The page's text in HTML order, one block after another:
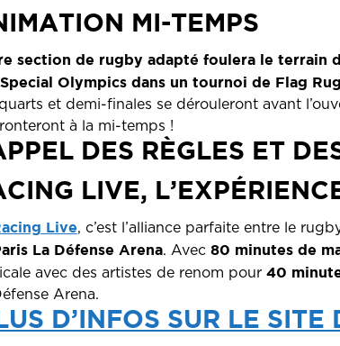
MI-TEMPS
section de rugby adapté foulera le terrain
Olympics dans un tournoi de Flag
et demi-finales se dérouleront avant
à la mi-temps !
DES RÈGLES ET
LIVE,
Live, c’est l’alliance parfaite entre le
La Défense Arena. Avec 80 minutes de
avec des artistes de renom pour 40
Arena.
D’INFOS SUR LE